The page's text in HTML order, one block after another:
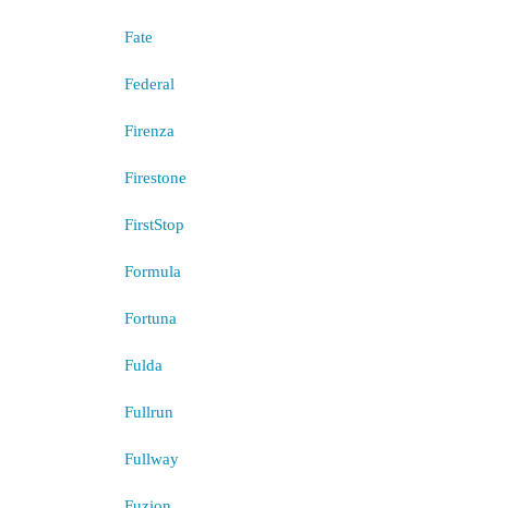
Fate
Federal
Firenza
Firestone
FirstStop
Formula
Fortuna
Fulda
Fullrun
Fullway